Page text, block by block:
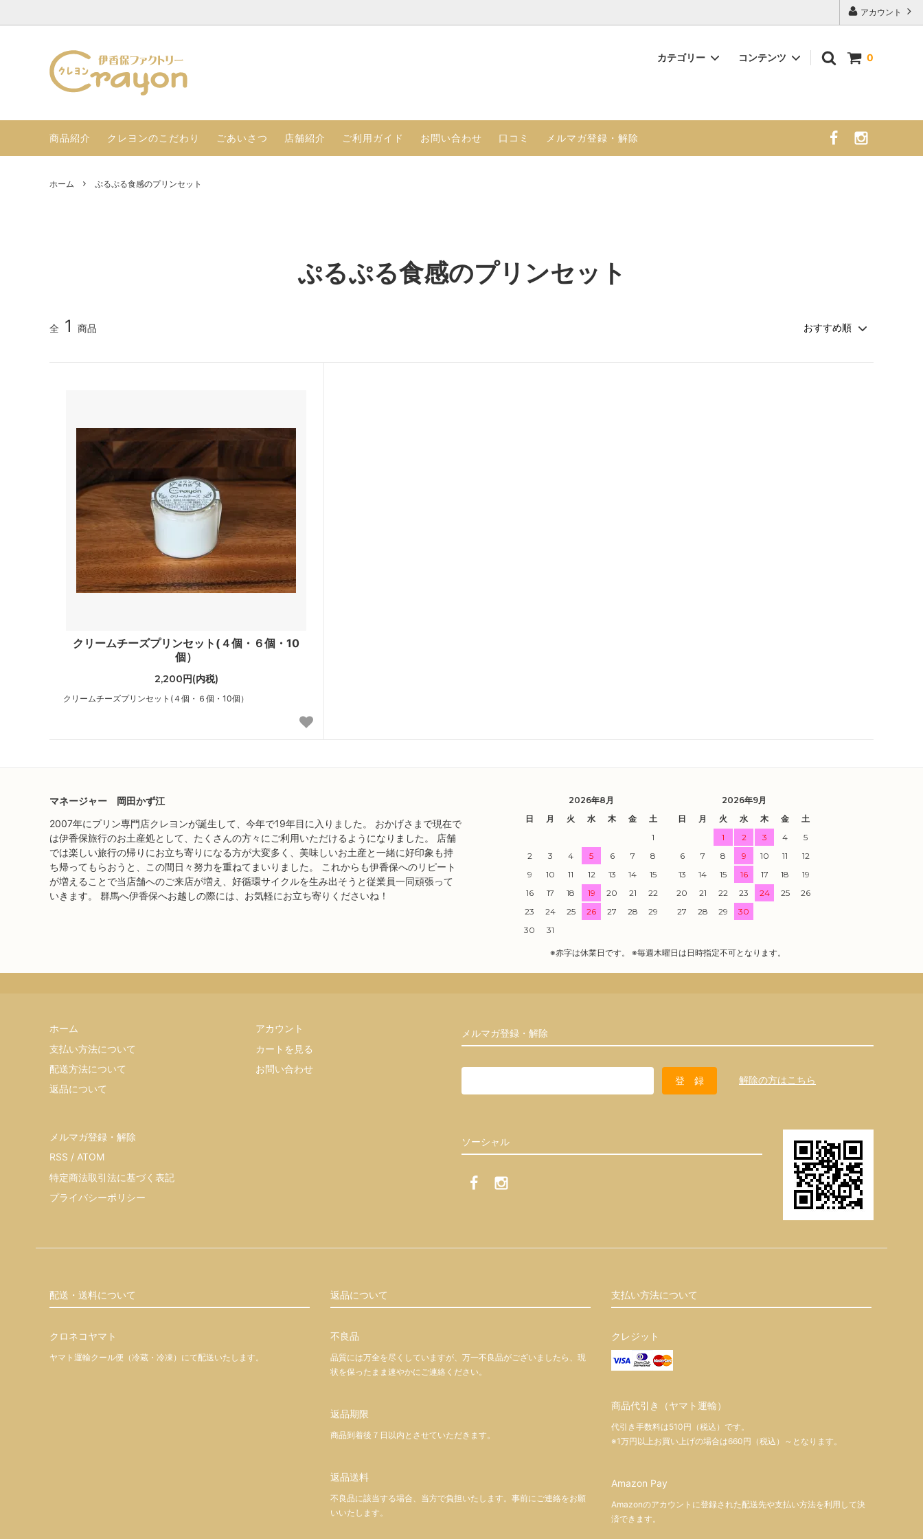
アカウント
0
カテゴリー
季節限定のギフトセット ぷるぷる食感のプリンセット
コンテンツ
分・アレルギー表示
LINE公式アカウント友達登録
商品紹介 クレヨンのこだわり ごあいさつ 店舗紹介 ご利用ガイド お問い合わせ 口コミ メルマガ登録・解除
ホーム ぷるぷる食感のプリンセット
ぷるぷる食感のプリンセット
全 1 商品
クリームチーズプリンセット(４個・６個・10
個）
2,200円(内税)
クリームチーズプリンセット(４個・６個・10個）
マネージャー 岡田かず江
2007年にプリン専門店クレヨンが誕生して、今年で19年目に入りました。 おかげさまで現在で
は伊香保旅行のお土産処として、たくさんの方々にご利用いただけるようになりました。 店舗
では楽しい旅行の帰りにお立ち寄りになる方が大変多く、美味しいお土産と一緒に好印象も持
ち帰ってもらおうと、この間日々努力を重ねてまいりました。 これからも伊香保へのリピート
が増えることで当店舗へのご来店が増え、好循環サイクルを生み出そうと従業員一同頑張って
いきます。 群馬へ伊香保へお越しの際には、お気軽にお立ち寄りくださいね！
2026年8月
日
月 火 水 木 金
土
1
2
3 4 5 6 7
8
9
10 11 12 13 14
15
16
17 18 19 20 21
22
23
24 25 26 27 28
29
30
31
2026年9月
日
月 火 水 木 金
土
1
2 3 4
5
6
7 8 9 10 11
12
13
14 15 16 17 18
19
20
21 22 23 24 25
26
27
28 29 30
※赤字は休業日です。 ※毎週木曜日は日時指定不可となります。
メルマガ登録・解除
解除の方はこちら
ホーム
支払い方法について
配送方法について
返品について
アカウント
カートを見る
お問い合わせ
ソーシャル
メルマガ登録・解除
RSS / ATOM
特定商法取引法に基づく表記
プライバシーポリシー
配送・送料について
クロネコヤマト
ヤマト運輸クール便（冷蔵・冷凍）にて配送いたします。
返品について
不良品
品質には万全を尽くしていますが、万一不良品がございましたら、現
状を保ったまま速やかにご連絡ください。
返品期限
商品到着後７日以内とさせていただきます。
返品送料
不良品に該当する場合、当方で負担いたします。事前にご連絡をお願
いいたします。
支払い方法について
クレジット
商品代引き（ヤマト運輸）
代引き手数料は510円（税込）です。
※1万円以上お買い上げの場合は660円（税込）～となります。
Amazon Pay
Amazonのアカウントに登録された配送先や支払い方法を利用して決
済できます。